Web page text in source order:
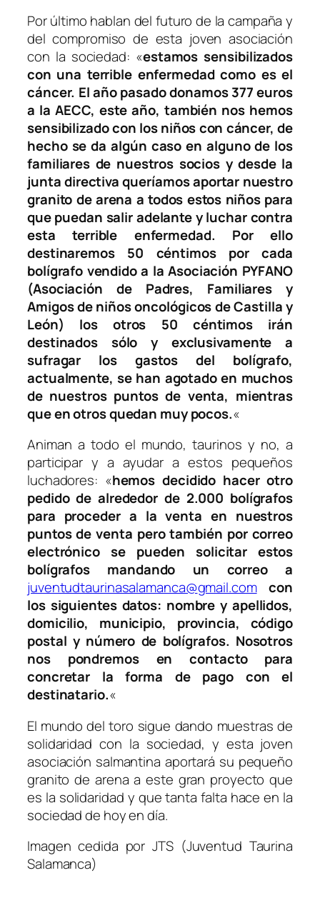
Por último hablan del futuro de la campaña y
del compromiso de esta joven asociación
con la sociedad: «estamos sensibilizados
con una terrible enfermedad como es el
cáncer. El año pasado donamos 377 euros
a la AECC, este año, también nos hemos
sensibilizado con los niños con cáncer, de
hecho se da algún caso en alguno de los
familiares de nuestros socios y desde la
junta directiva queríamos aportar nuestro
granito de arena a todos estos niños para
que puedan salir adelante y luchar contra
esta terrible enfermedad. Por ello
destinaremos 50 céntimos por cada
bolígrafo vendido a la Asociación PYFANO
(Asociación de Padres, Familiares y
Amigos de niños oncológicos de Castilla y
León) los otros 50 céntimos irán
destinados sólo y exclusivamente a
sufragar los gastos del bolígrafo,
actualmente, se han agotado en muchos
de nuestros puntos de venta, mientras
que en otros quedan muy pocos.«
Animan a todo el mundo, taurinos y no, a
participar y a ayudar a estos pequeños
luchadores: «hemos decidido hacer otro
pedido de alrededor de 2.000 bolígrafos
para proceder a la venta en nuestros
puntos de venta pero también por correo
electrónico se pueden solicitar estos
bolígrafos mandando un correo a
juventudtaurinasalamanca@gmail.comcon
los siguientes datos: nombre y apellidos,
domicilio, municipio, provincia, código
postal y número de bolígrafos. Nosotros
nos pondremos en contacto para
concretar la forma de pago con el
destinatario.«
El mundo del toro sigue dando muestras de
solidaridad con la sociedad, y esta joven
asociación salmantina aportará su pequeño
granito de arena a este gran proyecto que
es la solidaridad y que tanta falta hace en la
sociedad de hoy en día.
Imagen cedida por JTS (Juventud Taurina
Salamanca)